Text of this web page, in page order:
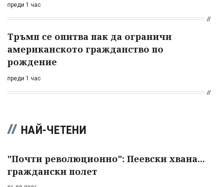
преди 1 час
Тръмп се опитва пак да ограничи
американското гражданство по
рождение
преди 1 час
НАЙ-ЧЕТЕНИ
"Почти революционно": Пеевски хвана...
граждански полет